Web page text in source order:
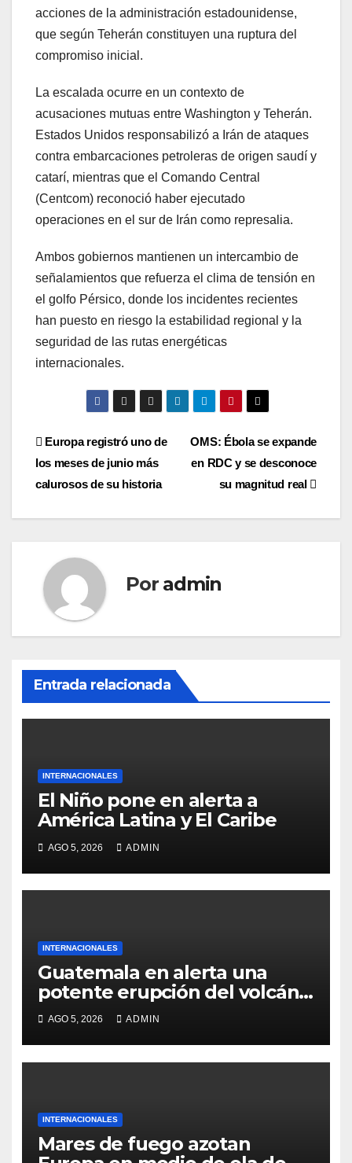
acciones de la administración estadounidense,
que según Teherán constituyen una ruptura del
compromiso inicial.
La escalada ocurre en un contexto de
acusaciones mutuas entre Washington y Teherán.
Estados Unidos responsabilizó a Irán de ataques
contra embarcaciones petroleras de origen saudí y
catarí, mientras que el Comando Central
(Centcom) reconoció haber ejecutado
operaciones en el sur de Irán como represalia.
Ambos gobiernos mantienen un intercambio de
señalamientos que refuerza el clima de tensión en
el golfo Pérsico, donde los incidentes recientes
han puesto en riesgo la estabilidad regional y la
seguridad de las rutas energéticas
internacionales.
Navegación
de
entradas
OMS: Ébola se expande
en RDC y se desconoce
su magnitud real
Europa registró uno de
los meses de junio más
calurosos de su historia
Por admin
Entrada relacionada
INTERNACIONALES
El Niño pone en alerta a
América Latina y El Caribe
AGO 5, 2026 ADMIN
INTERNACIONALES
Guatemala en alerta una
potente erupción del volcán
de Fuego
AGO 5, 2026 ADMIN
INTERNACIONALES
Mares de fuego azotan